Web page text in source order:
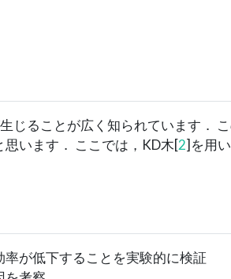
じることが広く知られています．
います． ここでは，KD木[2] を用
が低下することを実験的に検証